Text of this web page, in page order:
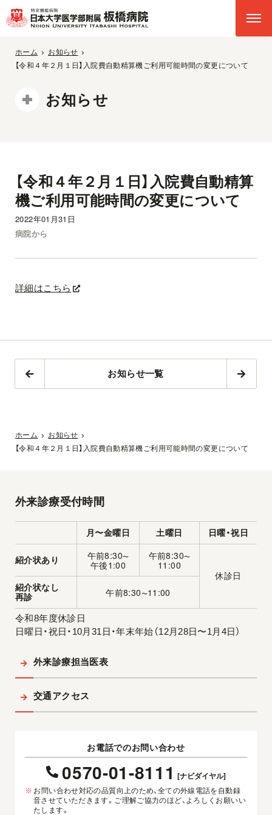
ホーム
お知らせ
【令和４年２月１日】入院費自動精算機ご利用可能時間の変更について
お知らせ
【令和４年２月１日】入院費自動精算
機ご利用可能時間の変更について
2022年01月31日
病院から
詳細はこちら
お知らせ一覧
ホーム
お知らせ
【令和４年２月１日】入院費自動精算機ご利用可能時間の変更について
外来診療受付時間
月〜金曜日 土曜日 日曜・祝日
紹介状あり 午前8:30〜
午後1:00
午前8:30〜
11:00
休診日
紹介状なし
再診
午前8:30〜11:00
令和8年度休診日
日曜日・祝日・10月31日・年末年始（12月28日〜1月4日）
外来診療担当医表
交通アクセス
お電話でのお問い合わせ
0570-01-8111 [ナビダイヤル]
※ お問い合わせ対応の品質向上のため、全ての外線電話を自動録
音させていただきます。ご理解ご協力のほど、よろしくお願いい
たします。